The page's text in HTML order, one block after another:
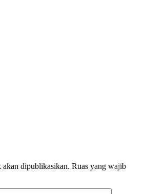
dipublikasikan. Ruas yang wajib